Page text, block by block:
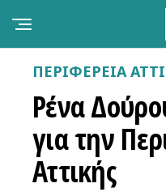
ΠΕΡΙΦΕΡΕΙΑ
Ρένα
για την
Αττικής